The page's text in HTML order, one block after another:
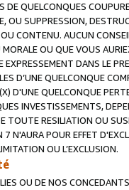
DE QUELCONQUES
OU SUPPRESSION,
CONTENU. AUCUN
OU QUE VOUS
DANS LE
D’UNE QUELCONQUE
D'UNE QUELCONQUE
INVESTISSEMENTS,
TOUTE RESILIATION OU
N'AURA POUR EFFET
OU L’EXCLUSION.
OU DE NOS